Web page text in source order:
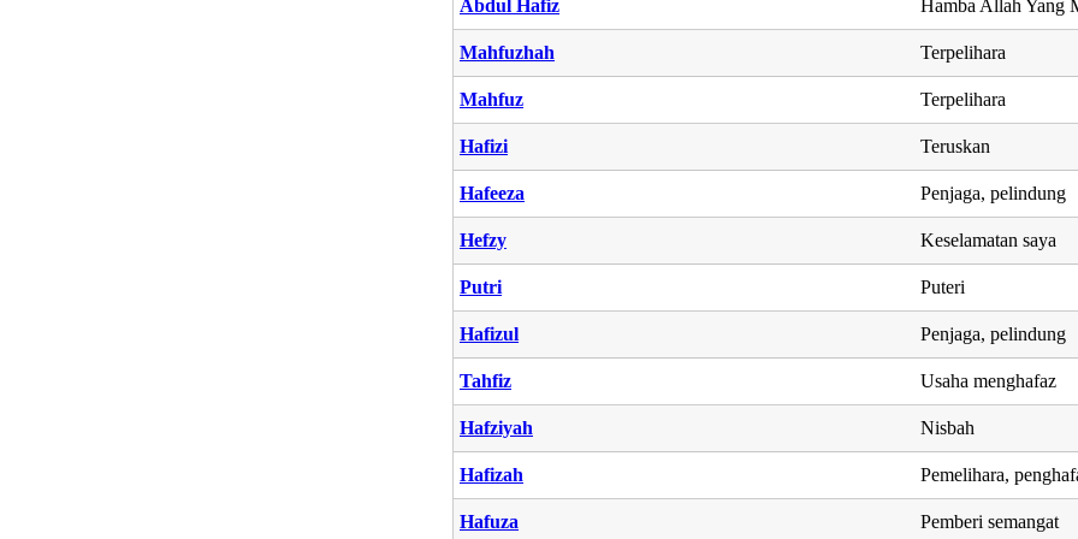
Abdul Hafiz Hamba Allah Yang
Mahfuzhah Terpelihara
Mahfuz Terpelihara
Hafizi Teruskan
Hafeeza Penjaga, pelindung
Hefzy Keselamatan saya
Putri Puteri
Hafizul Penjaga, pelindung
Tahfiz Usaha menghafaz
Hafziyah Nisbah
Hafizah Pemelihara,
Hafuza Pemberi semangat